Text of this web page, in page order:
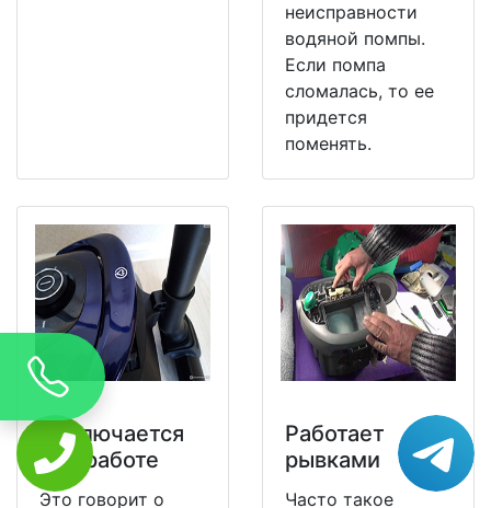
неисправности
водяной помпы.
Если помпа
сломалась, то ее
придется
поменять.
Отключается
при работе
Это говорит о
Работает
рывками
Часто такое